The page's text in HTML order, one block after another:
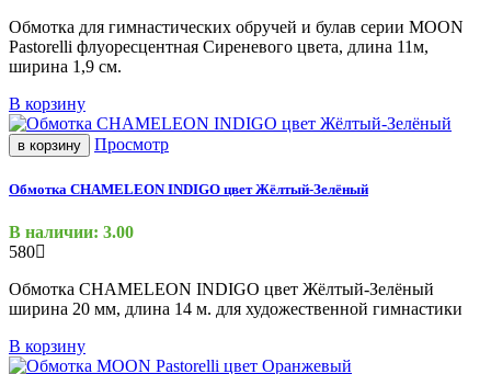
Обмотка для гимнастических обручей и булав серии MOON
Pastorelli флуоресцентная Сиреневого цвета, длина 11м,
ширина 1,9 см.
В корзину
в корзину Просмотр
Обмотка СHAMELEON INDIGO цвет Жёлтый-Зелёный
В наличии: 3.00
580
Обмотка СHAMELEON INDIGO цвет Жёлтый-Зелёный
ширина 20 мм, длина 14 м. для художественной гимнастики
В корзину